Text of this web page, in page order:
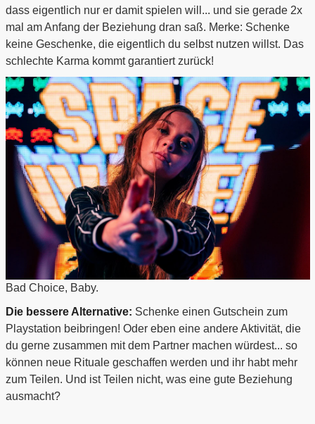
dass eigentlich nur er damit spielen will... und sie gerade 2x
mal am Anfang der Beziehung dran saß. Merke: Schenke
keine Geschenke, die eigentlich du selbst nutzen willst. Das
schlechte Karma kommt garantiert zurück!
Bad Choice, Baby.
Die bessere Alternative: Schenke einen Gutschein zum
Playstation beibringen! Oder eben eine andere Aktivität, die
du gerne zusammen mit dem Partner machen würdest... so
können neue Rituale geschaffen werden und ihr habt mehr
zum Teilen. Und ist Teilen nicht, was eine gute Beziehung
ausmacht?